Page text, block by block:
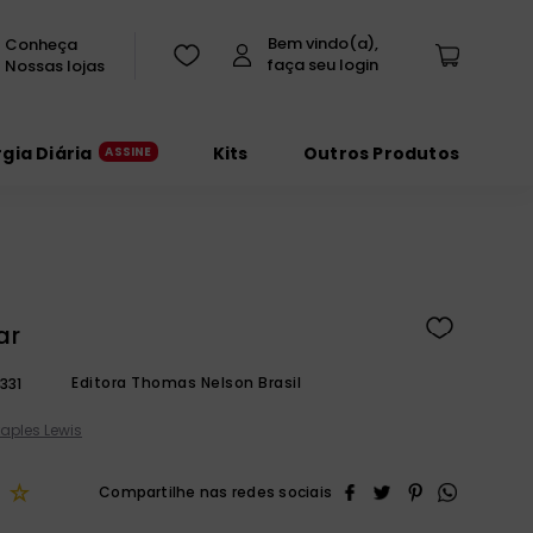
Conheça
Nossas lojas
Diária Kits Outros Produtos
Editora Thomas Nelson Brasil
Lewis
☆